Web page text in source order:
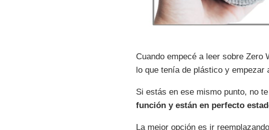
Cuando empecé a leer sobre Zero
lo que tenía de plástico y empezar
Si estás en ese mismo punto, no
función y están en perfecto
La mejor opción es ir